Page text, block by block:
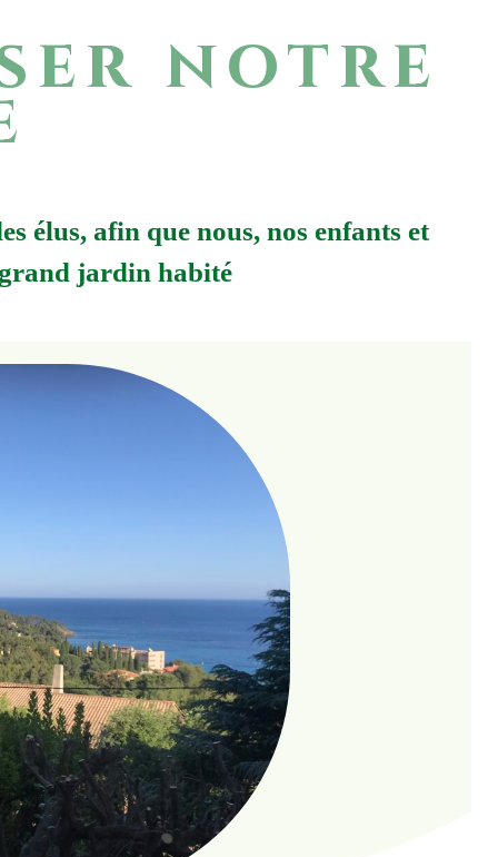
notre
élus, afin que nous, nos enfants et
jardin habité